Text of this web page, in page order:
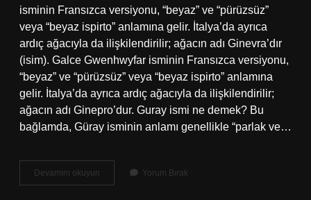
isminin Fransızca versiyonu, “beyaz” ve “pürüzsüz”
veya “beyaz ispirto” anlamına gelir. İtalya’da ayrıca
ardıç ağacıyla da ilişkilendirilir; ağacın adı Ginevra’dır
(isim). Galce Gwenhwyfar isminin Fransızca versiyonu,
“beyaz” ve “pürüzsüz” veya “beyaz ispirto” anlamına
gelir. İtalya’da ayrıca ardıç ağacıyla da ilişkilendirilir;
ağacın adı Ginepro’dur. Guray ismi ne demek? Bu
bağlamda, Güray isminin anlamı genellikle “parlak ve…
Devamını okuyun
Ismi
Yorum Bırak